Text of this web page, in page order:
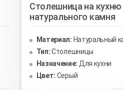
Столешница на кухню
натурального камня
Материал: Натуральный
Тип:Столешницы
Назначение: Для кухни
Цвет: Серый